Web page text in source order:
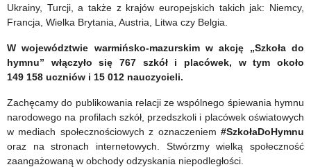
Ukrainy, Turcji, a także z krajów europejskich takich jak: Niemcy,
Francja, Wielka Brytania, Austria, Litwa czy Belgia.
W województwie warmińsko-mazurskim w akcję „Szkoła do
hymnu” włączyło się 767 szkół i placówek, w tym około
149 158 uczniów i 15 012 nauczycieli.
Zachęcamy do publikowania relacji ze wspólnego śpiewania hymnu
narodowego na profilach szkół, przedszkoli i placówek oświatowych
w mediach społecznościowych z oznaczeniem #SzkołaDoHymnu
oraz na stronach internetowych. Stwórzmy wielką społeczność
zaangażowaną w obchody odzyskania niepodległości.